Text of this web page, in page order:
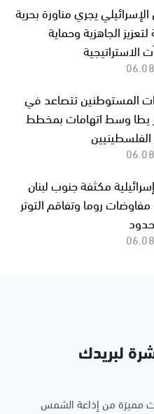
يجري مناورة بحرية
الجاهزية وحماية
الاستراتيجية
المستوطنين تتصاعد في
يطا وسط اتهامات بمخطط
الفلسطينيين
مكثفة جنوب لبنان
روما وتفاقم التوتر
لبريدك
مميزة من إذاعة الشمس